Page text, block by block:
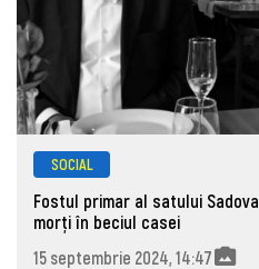
SOCIAL
Fostul primar al satului
morţi în beciul casei
15 septembrie 2024, 14:47